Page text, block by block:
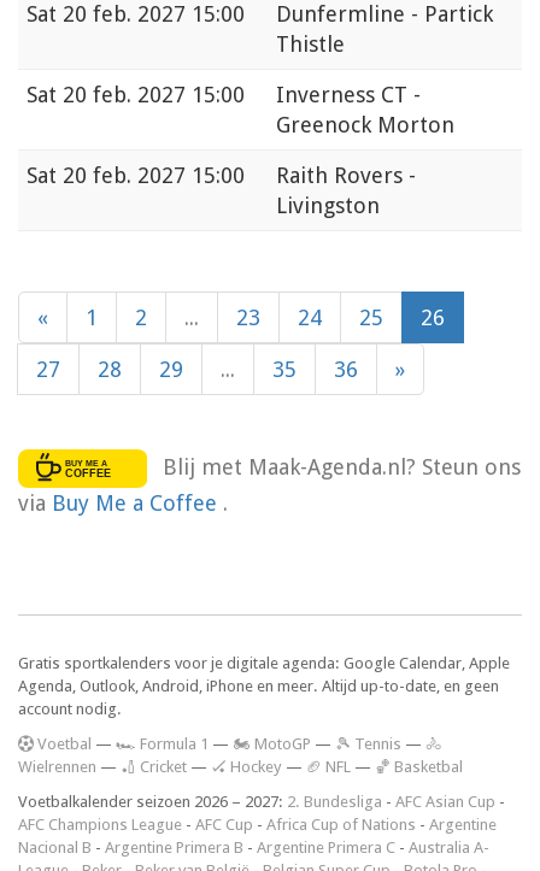
Sat 20 feb. 2027 15:00
Dunfermline - Partick
Thistle
Sat 20 feb. 2027 15:00
Inverness CT -
Greenock Morton
Sat 20 feb. 2027 15:00
Raith Rovers -
Livingston
« 1 2 ... 23 24 25 26
27 28 29 ... 35 36 »
Blij met Maak-Agenda.nl? Steun ons
via Buy Me a Coffee .
Gratis sportkalenders voor je digitale agenda: Google Calendar, Apple
Agenda, Outlook, Android, iPhone en meer. Altijd up-to-date, en geen
account nodig.
Voetbal — 🏎️ Formula 1 — 🏍 MotoGP — 🎾 Tennis — 🚴
Wielrennen — 🏏 Cricket — 🏑 Hockey — 🏈 NFL — 🏀 Basketbal
Voetbalkalender seizoen 2026 – 2027: 2. Bundesliga - AFC Asian Cup -
AFC Champions League - AFC Cup - Africa Cup of Nations - Argentine
Nacional B - Argentine Primera B - Argentine Primera C - Australia A-